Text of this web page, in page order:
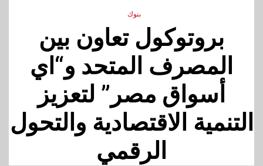
بنوك
بروتوكول تعاون بين
المصرف المتحد و“اي
أسواق مصر” لتعزيز
التنمية الاقتصادية والتحول
الرقمي